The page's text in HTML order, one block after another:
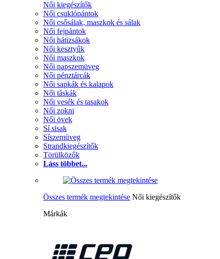
Női kiegészítők
Női csuklópántok
Női csősálak, maszkok és sálak
Női fejpántok
Női hátizsákok
Női kesztyűk
Női maszkok
Női napszemüveg
Női pénztárcák
Női sapkák és kalapok
Női táskák
Női vesék és tasakok
Női zokni
Női övek
Sí sisak
Síszemüveg
Strandkiegészítők
Törülközők
Láss többet...
Összes termék megtekintése Női kiegészítők
Márkák